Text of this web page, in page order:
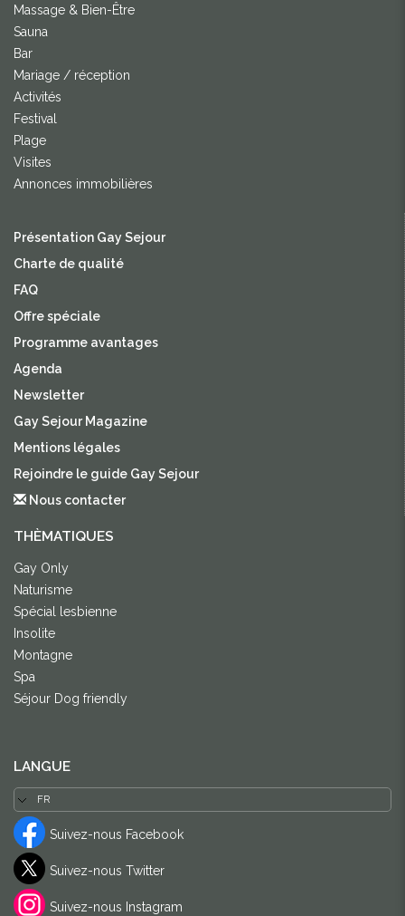
Massage & Bien-Être
Sauna
Bar
Mariage / réception
Activités
Festival
Plage
Visites
Annonces immobilières
Présentation Gay Sejour
Charte de qualité
FAQ
Offre spéciale
Programme avantages
Agenda
Newsletter
Gay Sejour Magazine
Mentions légales
Rejoindre le guide Gay Sejour
Nous contacter
THÈMATIQUES
Gay Only
Naturisme
Spécial lesbienne
Insolite
Montagne
Spa
Séjour Dog friendly
LANGUE
Suivez-nous Facebook
Suivez-nous Twitter
Suivez-nous Instagram